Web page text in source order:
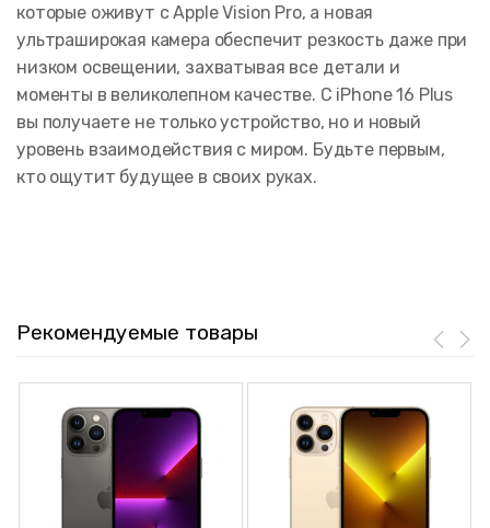
которые оживут с Apple Vision Pro, а новая
ультраширокая камера обеспечит резкость даже при
низком освещении, захватывая все детали и
моменты в великолепном качестве. С iPhone 16 Plus
вы получаете не только устройство, но и новый
уровень взаимодействия с миром. Будьте первым,
кто ощутит будущее в своих руках.
Рекомендуемые товары